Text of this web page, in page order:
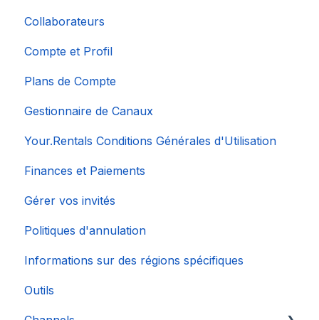
Collaborateurs
Compte et Profil
Plans de Compte
Gestionnaire de Canaux
Your.Rentals Conditions Générales d'Utilisation
Finances et Paiements
Gérer vos invités
Politiques d'annulation
Informations sur des régions spécifiques
Outils